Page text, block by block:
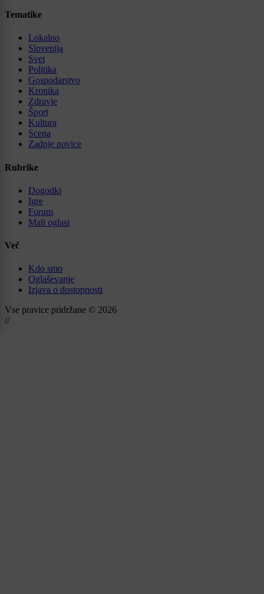
Tematike
Lokalno
Slovenija
Svet
Politika
Gospodarstvo
Kronika
Zdravje
Šport
Kultura
Scena
Zadnje novice
Rubrike
Dogodki
Igre
Forum
Mali oglasi
Več
Kdo smo
Oglaševanje
Izjava o dostopnosti
Vse pravice pridržane © 2026
//